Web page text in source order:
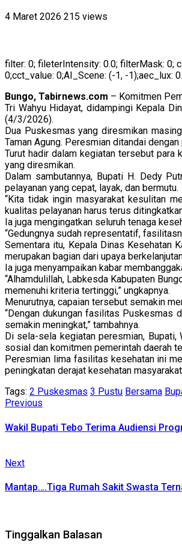
4 Maret 2026 215 views
filter: 0; fileterIntensity: 0.0; filterMask: 0;
0;cct_value: 0;AI_Scene: (-1, -1);aec_lux:
Bungo, Tabirnews.com – Komitmen
Tri Wahyu Hidayat, didampingi Kepala
(4/3/2026).
Dua Puskesmas yang diresmikan
Taman Agung. Peresmian ditandai
Turut hadir dalam kegiatan tersebut para
yang diresmikan.
Dalam sambutannya, Bupati H. Dedy
pelayanan yang cepat, layak, dan bermutu.
“Kita tidak ingin masyarakat kesulitan
kualitas pelayanan harus terus
Ia juga mengingatkan seluruh tenaga
“Gedungnya sudah representatif,
Sementara itu, Kepala Dinas Kesehatan
merupakan bagian dari upaya
Ia juga menyampaikan kabar
“Alhamdulillah, Labkesda Kabupaten
memenuhi kriteria tertinggi,” ungkapnya.
Menurutnya, capaian tersebut semakin
“Dengan dukungan fasilitas Puskesmas
semakin meningkat,” tambahnya.
Di sela-sela kegiatan peresmian,
sosial dan komitmen pemerintah daerah
Peresmian lima fasilitas kesehatan ini
peningkatan derajat kesehatan
Tags: 2 Puskesmas 3 Pustu Bersama
Continue
Reading
Previous
Wakil Bupati Tebo Terima Audiensi
NextNext
Mantap….Tiga Rumah Sakit Swasta
Tinggalkan Balasan